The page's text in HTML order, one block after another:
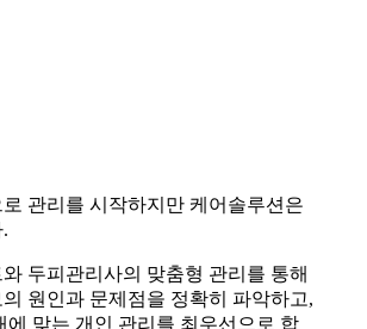
관리를 시작하지만 케어솔루션은
두피관리사의 맞춤형 관리를 통해
원인과 문제점을 정확히 파악하고,
에 맞는 개인 관리를 최우선으로 합